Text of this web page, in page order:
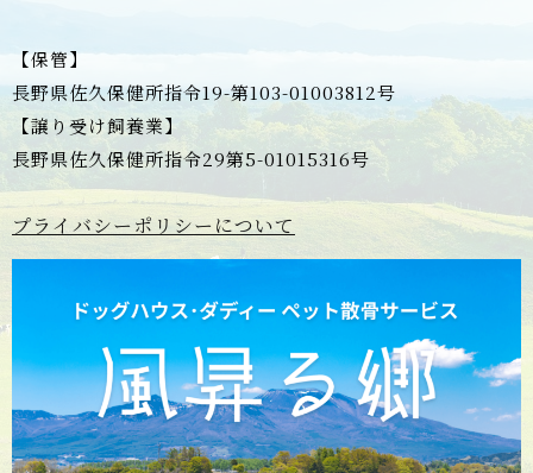
【保管】
長野県佐久保健所指令19-第103-01003812号
【譲り受け飼養業】
長野県佐久保健所指令29第5-01015316号
プライバシーポリシーについて